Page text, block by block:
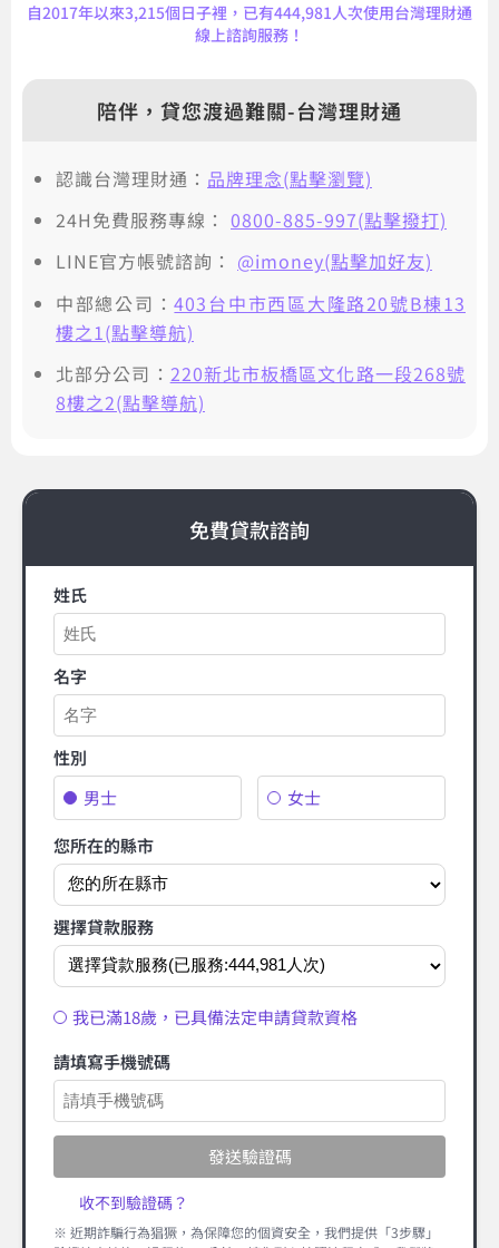
自2017年以來3,215個日子裡，已有444,981人次使用台灣理財通
線上諮詢服務！
陪伴，貸您渡過難關-台灣理財通
認識台灣理財通： 品牌理念(點擊瀏覽)
24H免費服務專線： 0800-885-997(點擊撥打)
LINE官方帳號諮詢： @imoney(點擊加好友)
中部總公司：403台中市西區大隆路20號B棟13
樓之1(點擊導航)
北部分公司： 220新北市板橋區文化路一段268號
8樓之2(點擊導航)
免費貸款諮詢
姓氏
名字
性別
男士
女士
您所在的縣市
選擇貸款服務
我已滿18歲，已具備法定申請貸款資格
請填寫手機號碼
發送驗證碼
收不到驗證碼？
※ 近期詐騙行為猖獗，為保障您的個資安全，我們提供「3步驟」